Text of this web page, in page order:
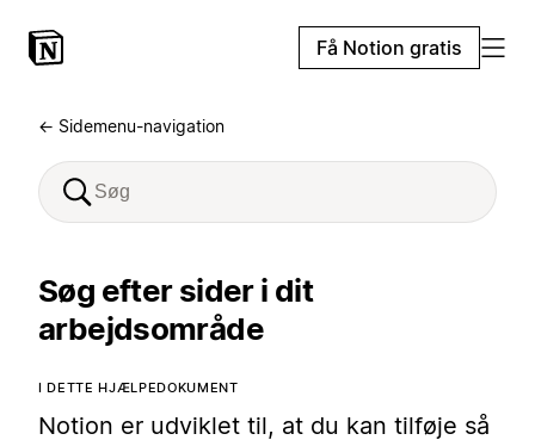
Få Notion gratis
← Sidemenu-navigation
Søg efter sider i dit
arbejdsområde
I DETTE HJÆLPEDOKUMENT
Notion er udviklet til, at du kan tilføje så